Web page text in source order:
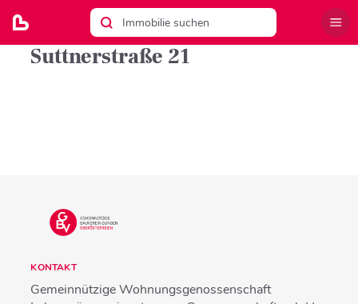
Suttnerstraße 21
KONTAKT
Gemeinnützige Wohnungsgenossenschaft